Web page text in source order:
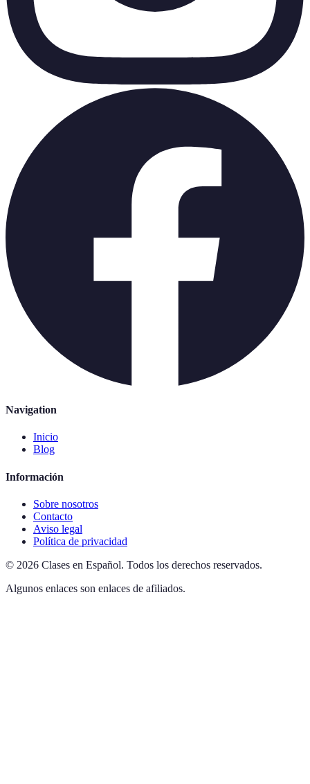
Navigation
Inicio
Blog
Información
Sobre nosotros
Contacto
Aviso legal
Política de privacidad
© 2026 Clases en Español. Todos los derechos reservados.
Algunos enlaces son enlaces de afiliados.